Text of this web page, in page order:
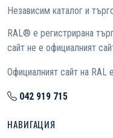
Независим каталог и
RAL® е регистрирана
сайт не е официалният
Официалният сайт на RAL
042 919 715
НАВИГАЦИЯ